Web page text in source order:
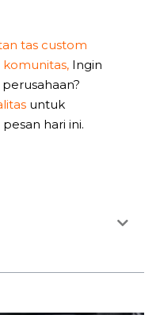
tas custom
Ingin
perusahaan?
untuk
hari ini.